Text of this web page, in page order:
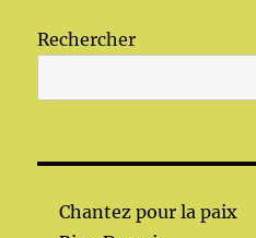
Rechercher
Chantez pour la paix